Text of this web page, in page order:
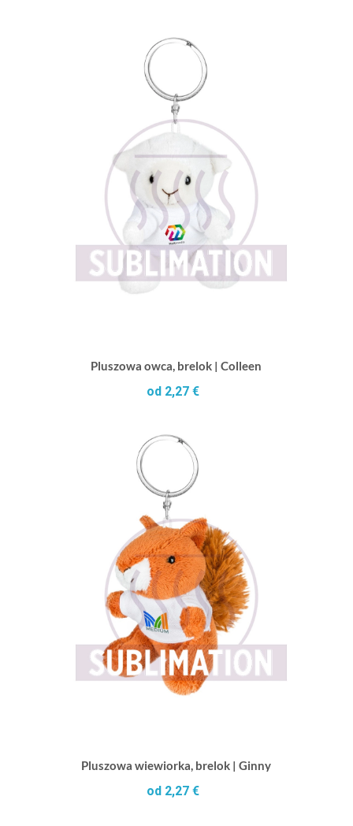
Pluszowa owca, brelok | Colleen
od 2,27 €
Pluszowa wiewiorka, brelok | Ginny
od 2,27 €